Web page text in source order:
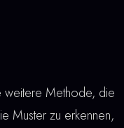
weitere Methode, die
Muster zu erkennen,